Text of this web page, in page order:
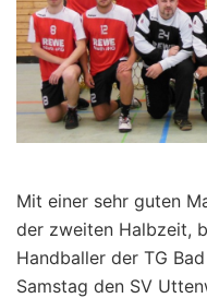
Mit einer sehr guten
der zweiten Halbzeit,
Handballer der TG
Samstag den SV